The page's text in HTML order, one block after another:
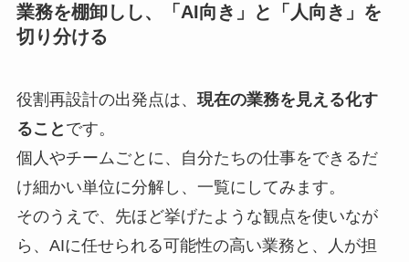
業務を棚卸しし、「AI向き」と「人向き」を
切り分ける
役割再設計の出発点は、 現在の業務を見える化す
ること です。
個人やチームごとに、自分たちの仕事をできるだ
け細かい単位に分解し、一覧にしてみます。
そのうえで、先ほど挙げたような観点を使いなが
ら、AIに任せられる可能性の高い業務と、人が担